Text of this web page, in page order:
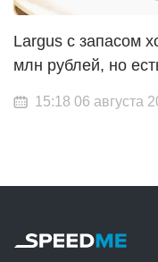
Largus с запасом
млн рублей, но
15:18 06 августа